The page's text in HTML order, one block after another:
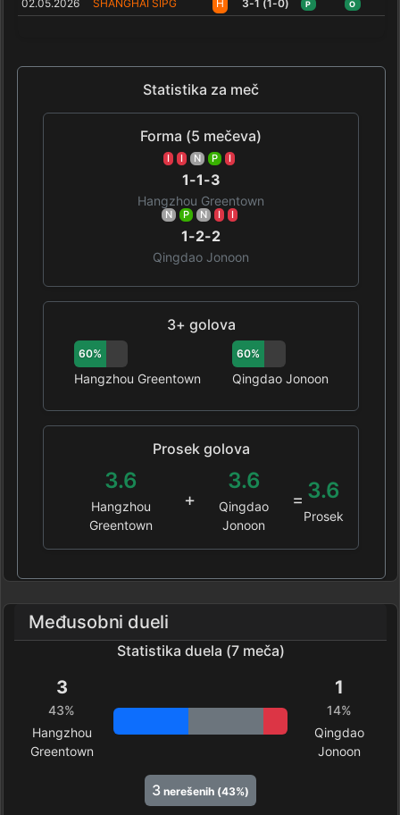
02.05.2026 SHANGHAI SIPG H 3-1 (1-0) P O
Statistika za meč
Forma (5 mečeva)
I I N P I
1-1-3
Hangzhou Greentown
N P N I I
1-2-2
Qingdao Jonoon
3+ golova
60%
Hangzhou Greentown
60%
Qingdao Jonoon
Prosek golova
3.6
Hangzhou
Greentown
+
3.6
Qingdao
Jonoon
= 3.6
Prosek
Međusobni dueli
Statistika duela (7 meča)
3
43%
Hangzhou
Greentown
1
14%
Qingdao
Jonoon
3 nerešenih (43%)